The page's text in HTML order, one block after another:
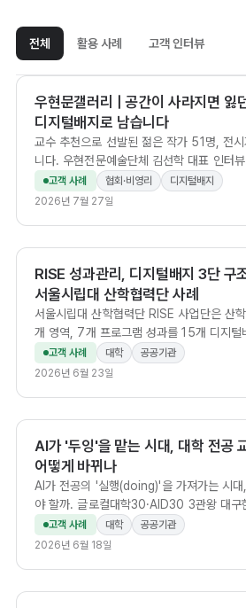
전체 활용 사례 고객 인터뷰
우현문갤러리 | 공간이 사라지면 잃
디지털배지로 남습니다
교수 추천으로 선발된 젊은 작가 51명, 전
니다. 우현전문예술단체 김선학 대표 인터
고객 사례 협회·비영리
디지털배지
2026년 7월 27일
RISE 성과관리, 디지털배지 3단 구
서울시립대 산학협력단 사례
서울시립대 산학협력단 RISE 사업단은 산
개 영역, 7개 프로그램 성과를 15개 디지털
에서 패스웨이를 거쳐 종합 인증으로 잇는
성과를 검증 가능한 한 줄 인증으로 만드는
고객 사례 대학
공공기관
2026년 6월 23일
AI가 '두잉'을 맡는 시대, 대학 전공
어떻게 바뀌나
AI가 전공의 '실행(doing)'을 가져가는 시대
야 할까. 글로컬대학30·AID30 3관왕 대
제 정의→AI 실행→취사선택'으로 역량을 다
검증 가능한 디지털배지로 남긴다. 박승희
고객 사례 대학
공공기관
2026년 6월 18일